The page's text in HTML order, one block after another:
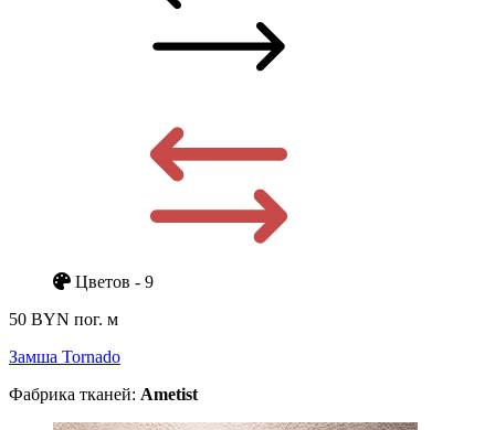
Цветов - 9
50 BYN пог. м
Замша Tornado
Фабрика тканей: Ametist